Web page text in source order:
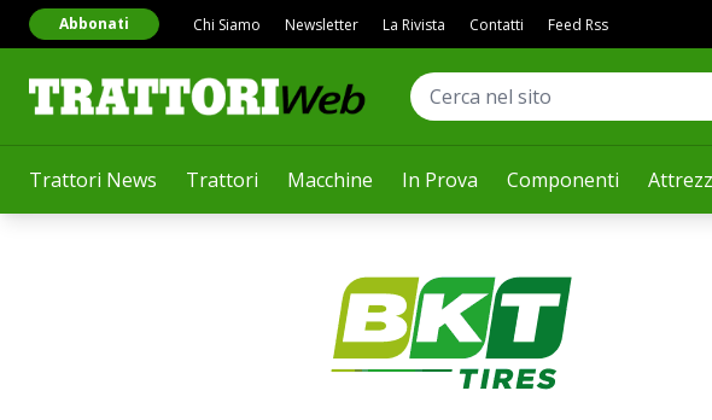
Trattori News Trattori Macchine In Prova Componenti
Abbonati Chi Siamo Newsletter La Rivista Contatti Feed Rss